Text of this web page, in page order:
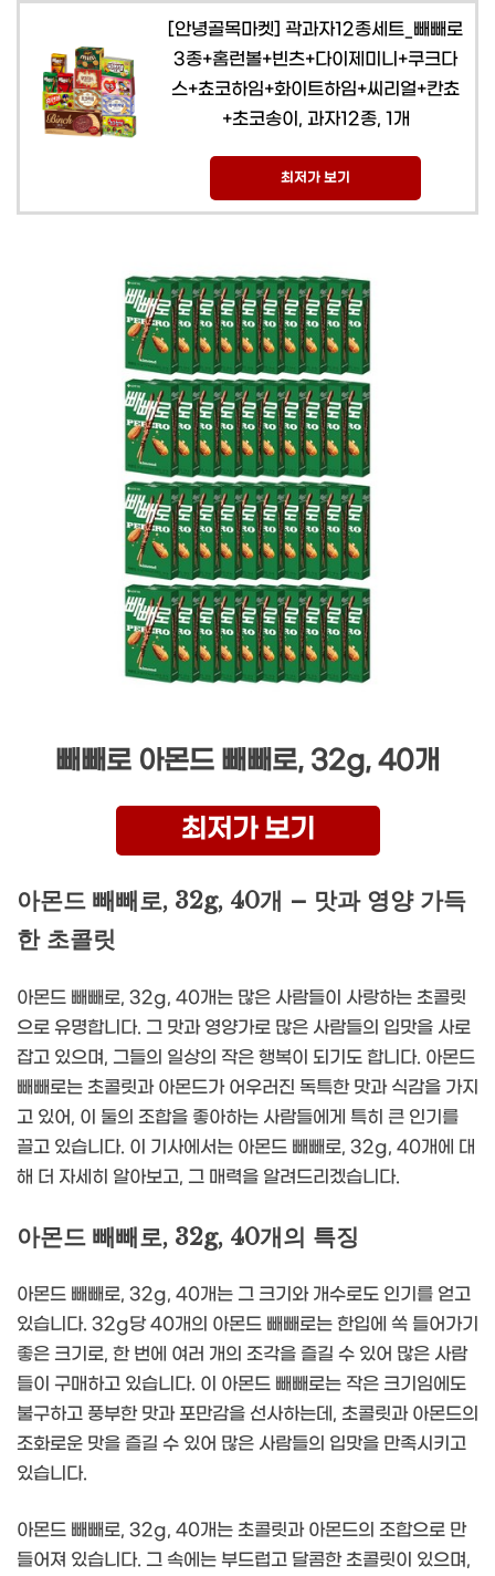
[안녕골목마켓] 곽과자12종세트_빼빼로
3종+홈런볼+빈츠+다이제미니+쿠크다
스+쵸코하임+화이트하임+씨리얼+칸쵸
+초코송이, 과자12종, 1개
최저가 보기
빼빼로 아몬드 빼빼로, 32g, 40개
최저가 보기
아몬드 빼빼로, 32g, 40개 – 맛과 영양 가득
한 초콜릿
아몬드 빼빼로, 32g, 40개는 많은 사람들이 사랑하는 초콜릿
으로 유명합니다. 그 맛과 영양가로 많은 사람들의 입맛을 사로
잡고 있으며, 그들의 일상의 작은 행복이 되기도 합니다. 아몬드
빼빼로는 초콜릿과 아몬드가 어우러진 독특한 맛과 식감을 가지
고 있어, 이 둘의 조합을 좋아하는 사람들에게 특히 큰 인기를
끌고 있습니다. 이 기사에서는 아몬드 빼빼로, 32g, 40개에 대
해 더 자세히 알아보고, 그 매력을 알려드리겠습니다.
아몬드 빼빼로, 32g, 40개의 특징
아몬드 빼빼로, 32g, 40개는 그 크기와 개수로도 인기를 얻고
있습니다. 32g당 40개의 아몬드 빼빼로는 한입에 쏙 들어가기
좋은 크기로, 한 번에 여러 개의 조각을 즐길 수 있어 많은 사람
들이 구매하고 있습니다. 이 아몬드 빼빼로는 작은 크기임에도
불구하고 풍부한 맛과 포만감을 선사하는데, 초콜릿과 아몬드의
조화로운 맛을 즐길 수 있어 많은 사람들의 입맛을 만족시키고
있습니다.
아몬드 빼빼로, 32g, 40개는 초콜릿과 아몬드의 조합으로 만
들어져 있습니다. 그 속에는 부드럽고 달콤한 초콜릿이 있으며,